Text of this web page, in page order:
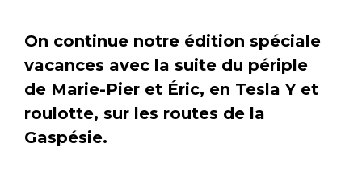
On continue notre édition spéciale
vacances avec la suite du périple
de Marie-Pier et Éric, en Tesla Y et
roulotte, sur les routes de la
Gaspésie.